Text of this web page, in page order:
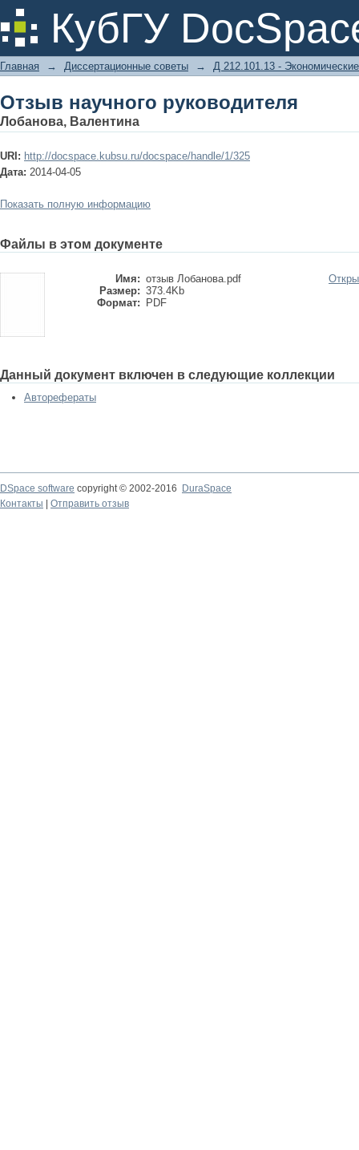
КубГУ
Отзыв научного руководителя
Главная → Диссертационные советы → Д 212.101.13 -
Отзыв научного руководителя
Лобанова, Валентина
URI: http://docspace.kubsu.ru/docspace/handle/1/325
Дата: 2014-04-05
Показать полную информацию
Файлы в этом документе
Имя: отзыв Лобанова.pdf
Размер: 373.4Kb
Формат:
PDF
Данный документ включен в следующие коллекции
Авторефераты
DSpace software copyright © 2002-2016
DuraSpace
Контакты
Отправить отзыв